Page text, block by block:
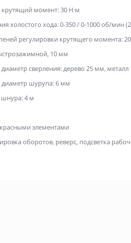
момент: 30 Н·м
холостого хода: 0-350 / 0-1000 об/мин
регулировки крутящего момента:
10 мм
сверления: дерево 25 мм, металл
шурупа: 6 мм
шнура: 4 м
элементами
оборотов, реверс, подсветка